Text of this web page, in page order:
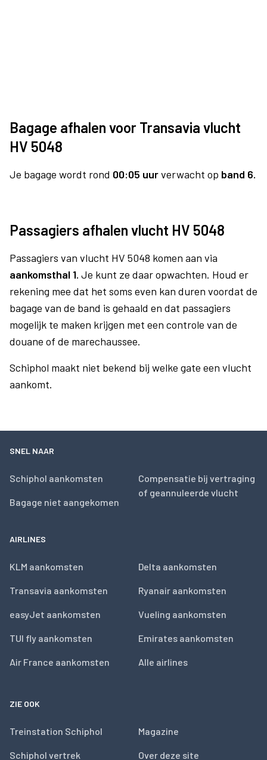
Bagage afhalen voor Transavia vlucht
HV 5048
Je bagage wordt rond 00:05 uurverwacht op band 6.
Passagiers afhalen vlucht HV 5048
Passagiers van vlucht HV 5048 komen aan via
aankomsthal 1. Je kunt ze daar opwachten. Houd er
rekening mee dat het soms even kan duren voordat de
bagage van de band is gehaald en dat passagiers
mogelijk te maken krijgen met een controle van de
douane of de marechaussee.
Schiphol maakt niet bekend bij welke gate een vlucht
aankomt.
SNEL NAAR
Schiphol aankomsten
Bagage niet aangekomen
Compensatie bij vertraging
of geannuleerde vlucht
AIRLINES
KLM aankomsten
Transavia aankomsten
easyJet aankomsten
TUI fly aankomsten
Air France aankomsten
Delta aankomsten
Ryanair aankomsten
Vueling aankomsten
Emirates aankomsten
Alle airlines
ZIE OOK
Treinstation Schiphol
Schiphol vertrek
Magazine
Over deze site